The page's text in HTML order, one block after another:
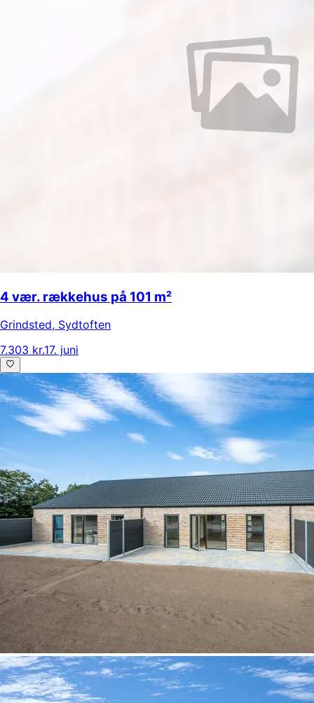
4 vær. rækkehus på 101 m²
Grindsted, Sydtoften
7.303 kr.17. juni